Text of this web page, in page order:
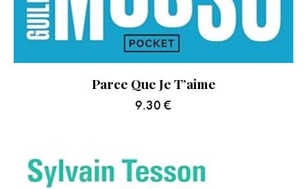
Parce Que Je T’aime
9.30 €